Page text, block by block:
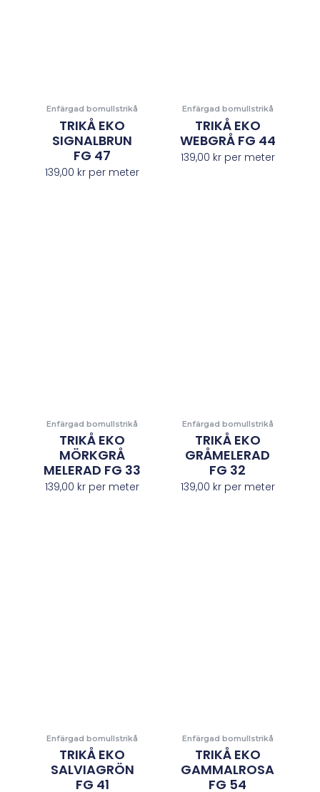
Enfärgad bomullstrikå
TRIKÅ EKO
SIGNALBRUN
FG 47
139,00 kr per meter
Enfärgad bomullstrikå
TRIKÅ EKO
WEBGRÅ FG 44
139,00 krper meter
Enfärgad bomullstrikå
TRIKÅ EKO
MÖRKGRÅ
MELERAD FG 33
139,00 kr per meter
Enfärgad bomullstrikå
TRIKÅ EKO
GRÅMELERAD
FG 32
139,00 krper meter
Enfärgad bomullstrikå
TRIKÅ EKO
SALVIAGRÖN
FG 41
Enfärgad bomullstrikå
TRIKÅ EKO
GAMMALROSA
FG 54